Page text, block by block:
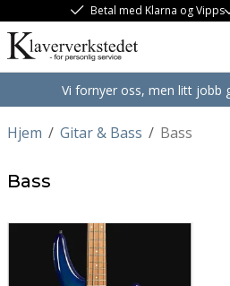
Betal med Klarna og Vipps
Vi fornyer oss, men litt jobb
/
Hjem /
Gitar & Bass Bass
Bass